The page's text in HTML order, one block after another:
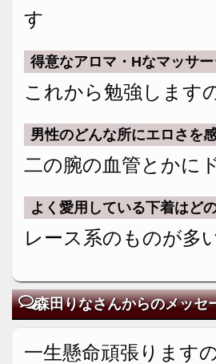
す
得意なアロマ・Hなマッサー
これから勉強します
男性のどんな所にエロさを
二の腕の血管とかに
よく愛用している下着はど
レース系のものが多
森田りなさんからのメッセ
一生懸命頑張ります